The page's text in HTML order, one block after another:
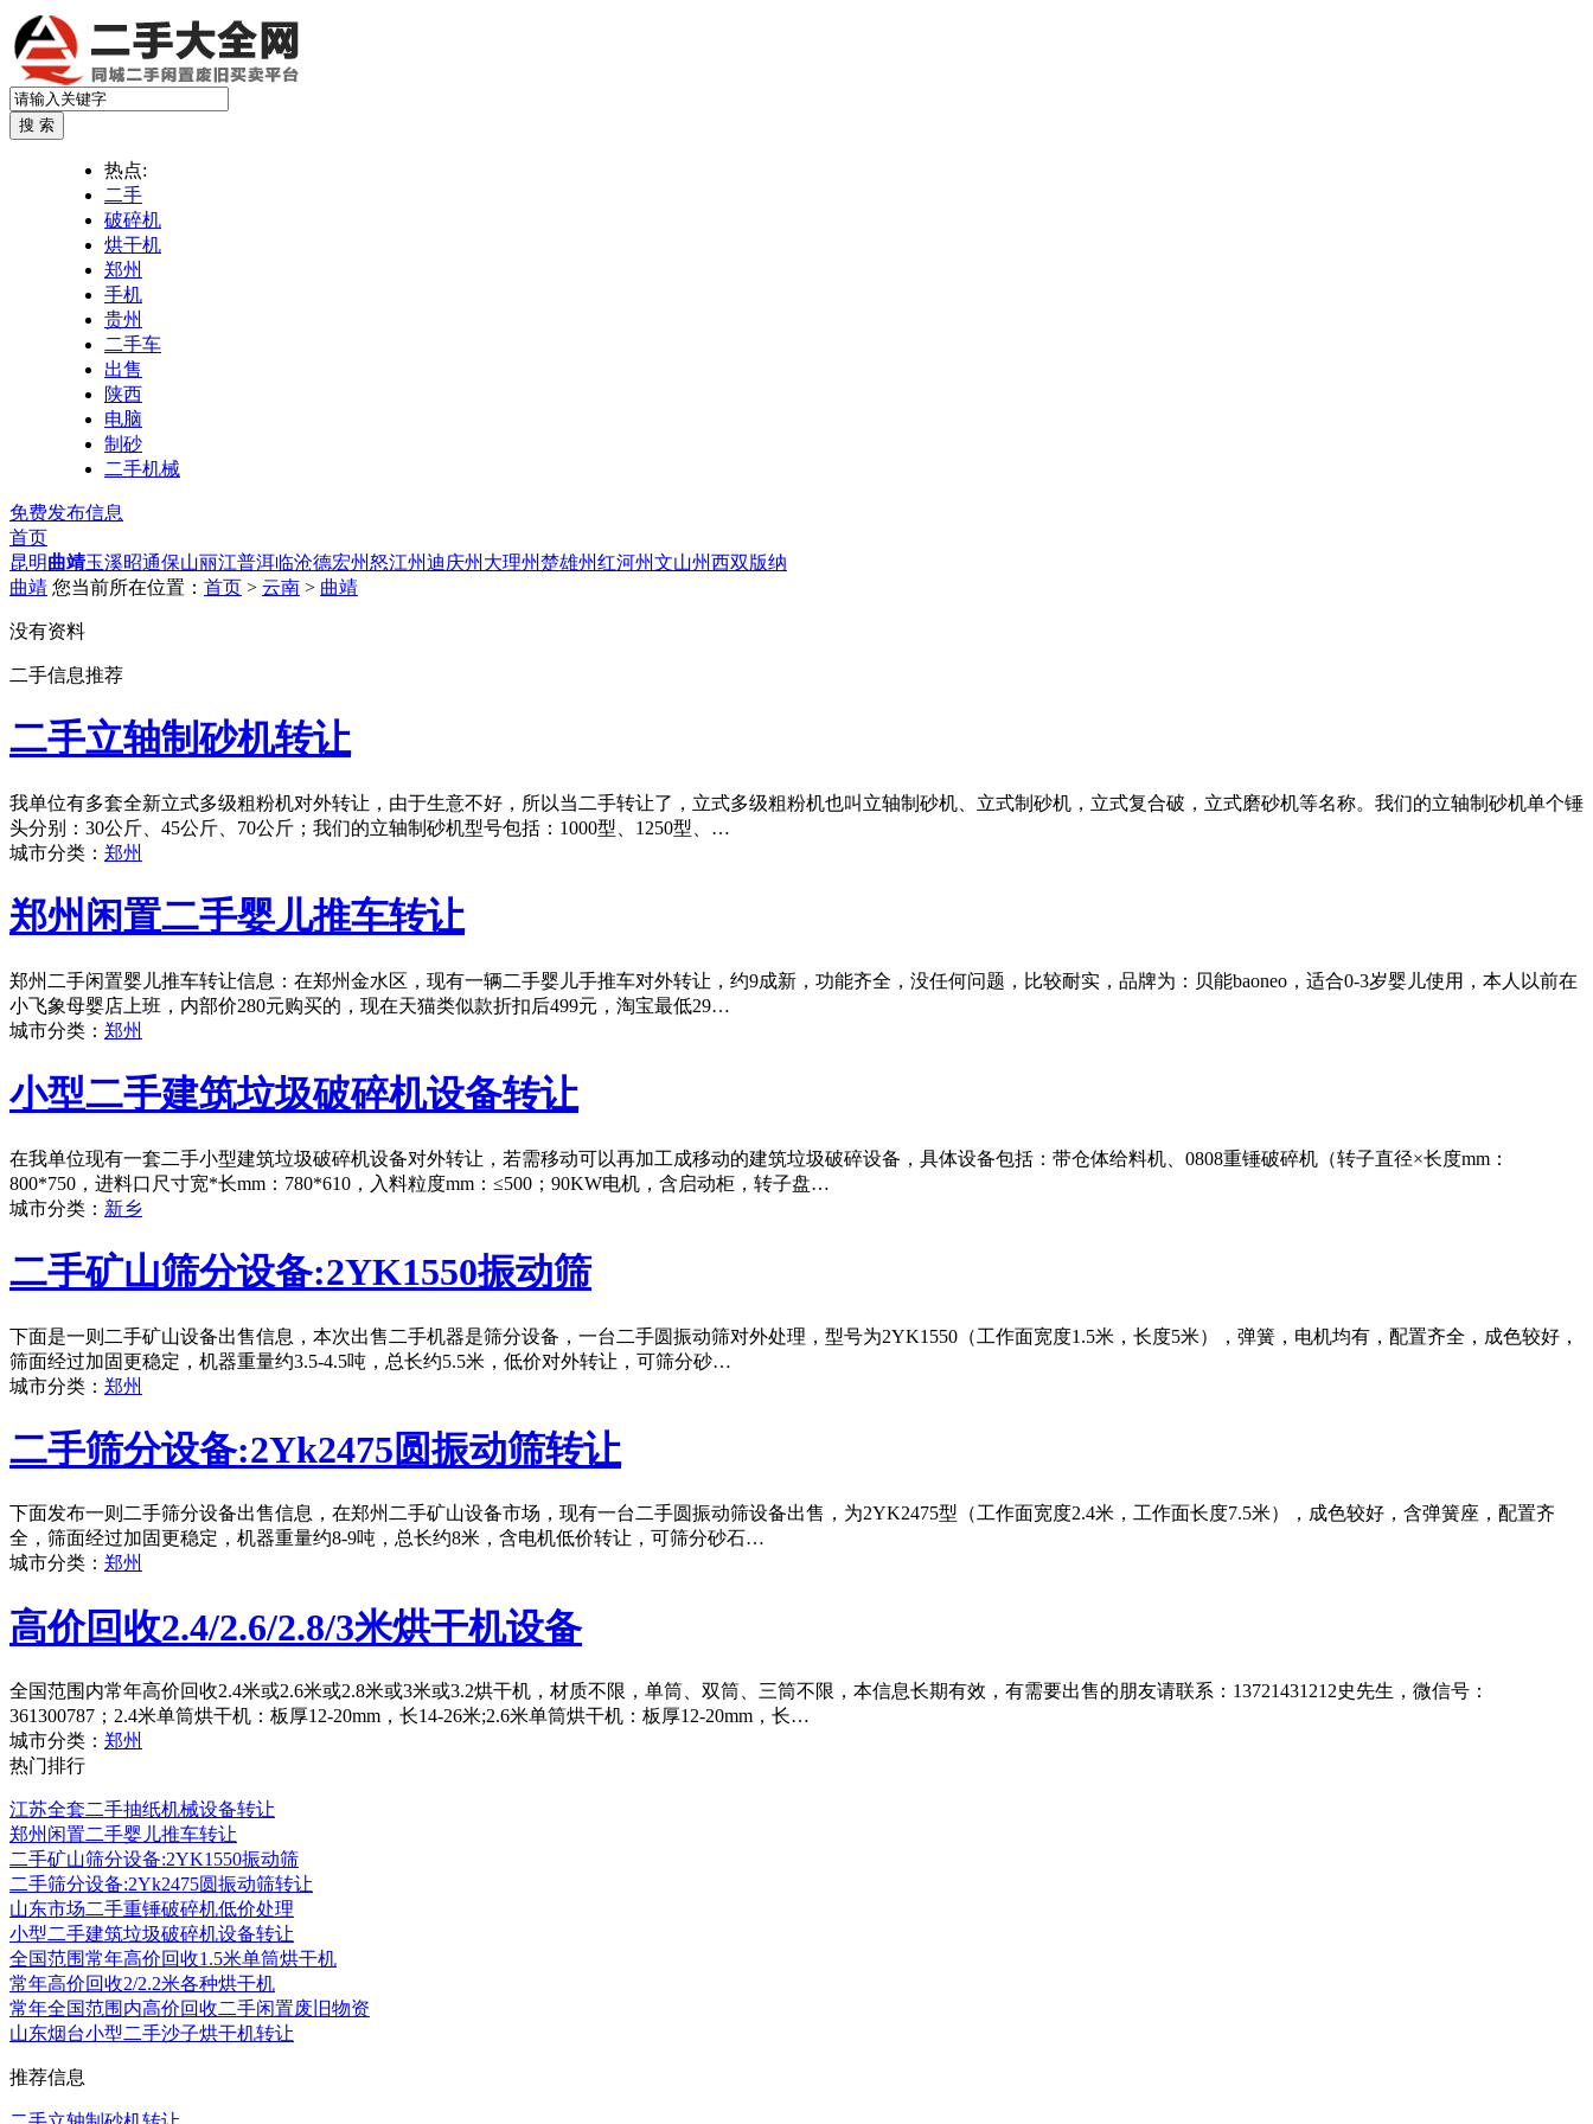
热点:
二手
破碎机
烘干机
郑州
手机
贵州
二手车
出售
陕西
电脑
制砂
二手机械
免费发布信息
首页
昆明曲靖玉溪昭通保山丽江普洱临沧德宏州怒江州迪庆州 大理州楚雄州红河州文山州西双版纳
曲靖 您当前所在位置： 首页 > 云南 > 曲靖
没有资料
二手信息推荐
二手立轴制砂机转让
我单位有多套全新立式多级粗粉机对外转让，由于生意不好，所以当二手转让了，立式多级粗粉机也叫立轴制砂机、立式制砂机，立式复合破，立式磨砂机等名称。我们的立轴制砂机单个锤
头分别：30公斤、45公斤、70公斤；我们的立轴制砂机型号包括：1000型、1250型、…
城市分类： 郑州
郑州闲置二手婴儿推车转让
郑州二手闲置婴儿推车转让信息：在郑州金水区，现有一辆二手婴儿手推车对外转让，约9成新，功能齐全，没任何问题，比较耐实，品牌为：贝能baoneo，适合0-3岁婴儿使用，本人以前在
小飞象母婴店上班，内部价280元购买的，现在天猫类似款折扣后499元，淘宝最低29…
城市分类： 郑州
小型二手建筑垃圾破碎机设备转让
在我单位现有一套二手小型建筑垃圾破碎机设备对外转让，若需移动可以再加工成移动的建筑垃圾破碎设备，具体设备包括：带仓体给料机、0808重锤破碎机（转子直径×长度mm：
800*750，进料口尺寸宽*长mm：780*610，入料粒度mm：≤500；90KW电机，含启动柜，转子盘…
城市分类： 新乡
二手矿山筛分设备:2YK1550振动筛
下面是一则二手矿山设备出售信息，本次出售二手机器是筛分设备，一台二手圆振动筛对外处理，型号为2YK1550（工作面宽度1.5米，长度5米），弹簧，电机均有，配置齐全，成色较好，
筛面经过加固更稳定，机器重量约3.5-4.5吨，总长约5.5米，低价对外转让，可筛分砂…
城市分类： 郑州
二手筛分设备:2Yk2475圆振动筛转让
下面发布一则二手筛分设备出售信息，在郑州二手矿山设备市场，现有一台二手圆振动筛设备出售，为2YK2475型（工作面宽度2.4米，工作面长度7.5米），成色较好，含弹簧座，配置齐
全，筛面经过加固更稳定，机器重量约8-9吨，总长约8米，含电机低价转让，可筛分砂石…
城市分类： 郑州
高价回收2.4/2.6/2.8/3米烘干机设备
全国范围内常年高价回收2.4米或2.6米或2.8米或3米或3.2烘干机，材质不限，单筒、双筒、三筒不限，本信息长期有效，有需要出售的朋友请联系：13721431212史先生，微信号：
361300787；2.4米单筒烘干机：板厚12-20mm，长14-26米;2.6米单筒烘干机：板厚12-20mm，长…
城市分类： 郑州
热门排行
江苏全套二手抽纸机械设备转让
郑州闲置二手婴儿推车转让
二手矿山筛分设备:2YK1550振动筛
二手筛分设备:2Yk2475圆振动筛转让
山东市场二手重锤破碎机低价处理
小型二手建筑垃圾破碎机设备转让
全国范围常年高价回收1.5米单筒烘干机
常年高价回收2/2.2米各种烘干机
常年全国范围内高价回收二手闲置废旧物资
山东烟台小型二手沙子烘干机转让
推荐信息